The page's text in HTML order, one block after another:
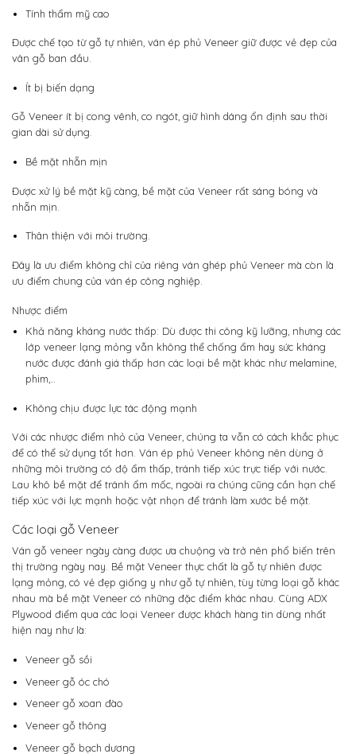
Tính thẩm mỹ cao
Được chế tạo từ gỗ tự nhiên, ván ép phủ Veneer giữ được vẻ đẹp của
vân gỗ ban đầu.
Ít bị biến dạng
Gỗ Veneer ít bị cong vênh, co ngót, giữ hình dáng ổn định sau thời
gian dài sử dụng.
Bề mặt nhẵn mịn
Được xử lý bề mặt kỹ càng, bề mặt của Veneer rất sáng bóng và
nhẵn mịn.
Thân thiện với môi trường.
Đây là ưu điểm không chỉ của riêng ván ghép phủ Veneer mà còn là
ưu điểm chung của ván ép công nghiệp.
Nhược điểm
Khả năng kháng nước thấp: Dù được thi công kỹ lưỡng, nhưng các
lớp veneer lạng mỏng vẫn không thể chống ẩm hay sức kháng
nước được đánh giá thấp hơn các loại bề mặt khác như melamine,
phim,…
Không chịu được lực tác động mạnh
Với các nhược điểm nhỏ của Veneer, chúng ta vẫn có cách khắc phục
để có thể sử dụng tốt hơn. Ván ép phủ Veneer không nên dùng ở
những môi trường có độ ẩm thấp, tránh tiếp xúc trực tiếp với nước.
Lau khô bề mặt để tránh ẩm mốc, ngoài ra chúng cũng cần hạn chế
tiếp xúc với lực mạnh hoặc vật nhọn để tránh làm xước bề mặt.
Các loại gỗ Veneer
Ván gỗ veneer ngày càng được ưa chuộng và trở nên phổ biến trên
thị trường ngày nay. Bề mặt Veneer thực chất là gỗ tự nhiên được
lạng mỏng, có vẻ đẹp giống y như gỗ tự nhiên, tùy từng loại gỗ khác
nhau mà bề mặt Veneer có những đặc điểm khác nhau. Cùng ADX
Plywood điểm qua các loại Veneer được khách hàng tin dùng nhất
hiện nay như là:
Veneer gỗ sồi
Veneer gỗ óc chó
Veneer gỗ xoan đào
Veneer gỗ thông
Veneer gỗ bạch dương